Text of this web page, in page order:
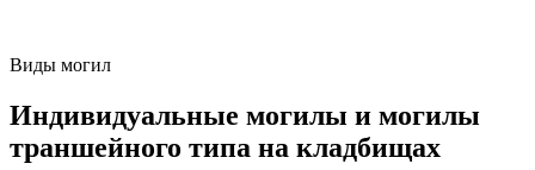
Виды могил
Индивидуальные могилы и могилы
траншейного типа на кладбищах